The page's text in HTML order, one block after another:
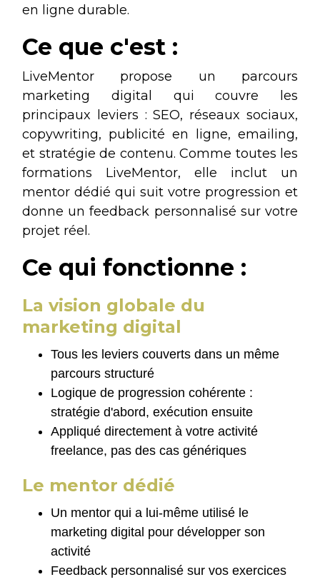
en ligne durable.
Ce que c'est :
LiveMentor propose un parcours
marketing digital qui couvre les
principaux leviers : SEO, réseaux sociaux,
copywriting, publicité en ligne, emailing,
et stratégie de contenu. Comme toutes les
formations LiveMentor, elle inclut un
mentor dédié qui suit votre progression et
donne un feedback personnalisé sur votre
projet réel.
Ce qui fonctionne :
La vision globale du
marketing digital
Tous les leviers couverts dans un même
parcours structuré
Logique de progression cohérente :
stratégie d'abord, exécution ensuite
Appliqué directement à votre activité
freelance, pas des cas génériques
Le mentor dédié
Un mentor qui a lui-même utilisé le
marketing digital pour développer son
activité
Feedback personnalisé sur vos exercices